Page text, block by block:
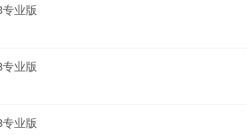
业版
业版
业版